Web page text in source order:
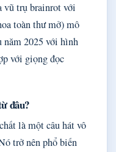
vũ trụ brainrot với
toàn thư mở) mô
năm 2025 với hình
với giọng đọc
đâu?
là một câu hát vô
trở nên phổ biến